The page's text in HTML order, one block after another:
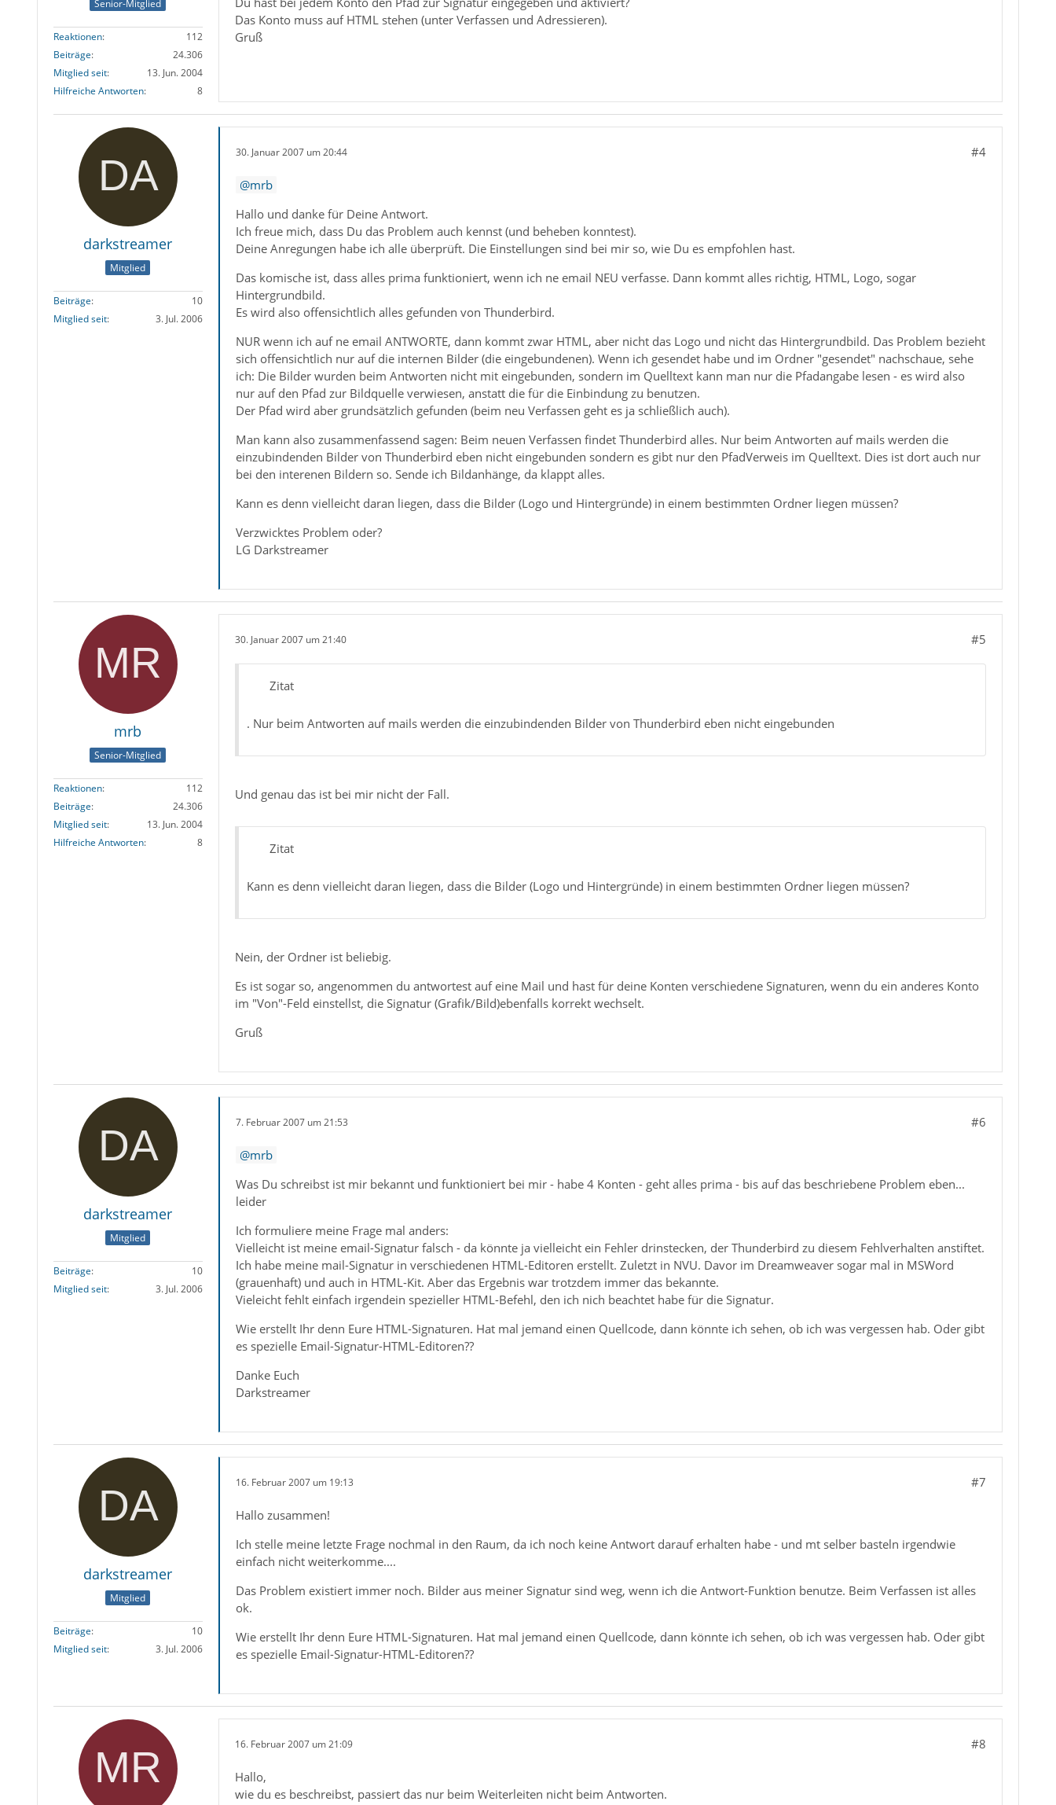
Senior-Mitglied
Reaktionen
112
Beiträge
24.306
Mitglied seit
13. Jun. 2004
Hilfreiche Antworten
8
Das Konto muss auf HTML stehen (unter Verfassen und Adressieren).
Gruß
darkstreamer
Mitglied
Beiträge
10
Mitglied seit
3. Jul. 2006
30. Januar 2007 um 20:44 #4
mrb
Hallo und danke für Deine Antwort.
Ich freue mich, dass Du das Problem auch kennst (und beheben konntest).
Deine Anregungen habe ich alle überprüft. Die Einstellungen sind bei mir so, wie Du es empfohlen hast.
Das komische ist, dass alles prima funktioniert, wenn ich ne email NEU verfasse. Dann kommt alles richtig, HTML, Logo, sogar
Hintergrundbild.
Es wird also offensichtlich alles gefunden von Thunderbird.
NUR wenn ich auf ne email ANTWORTE, dann kommt zwar HTML, aber nicht das Logo und nicht das Hintergrundbild. Das Problem bezieht
sich offensichtlich nur auf die internen Bilder (die eingebundenen). Wenn ich gesendet habe und im Ordner "gesendet" nachschaue, sehe
ich: Die Bilder wurden beim Antworten nicht mit eingebunden, sondern im Quelltext kann man nur die Pfadangabe lesen - es wird also
nur auf den Pfad zur Bildquelle verwiesen, anstatt die für die Einbindung zu benutzen.
Der Pfad wird aber grundsätzlich gefunden (beim neu Verfassen geht es ja schließlich auch).
Man kann also zusammenfassend sagen: Beim neuen Verfassen findet Thunderbird alles. Nur beim Antworten auf mails werden die
einzubindenden Bilder von Thunderbird eben nicht eingebunden sondern es gibt nur den PfadVerweis im Quelltext. Dies ist dort auch nur
bei den interenen Bildern so. Sende ich Bildanhänge, da klappt alles.
Kann es denn vielleicht daran liegen, dass die Bilder (Logo und Hintergründe) in einem bestimmten Ordner liegen müssen?
Verzwicktes Problem oder?
LG Darkstreamer
mrb
Senior-Mitglied
Reaktionen
112
Beiträge
24.306
Mitglied seit
13. Jun. 2004
Hilfreiche Antworten
8
30. Januar 2007 um 21:40 #5
Zitat
. Nur beim Antworten auf mails werden die einzubindenden Bilder von Thunderbird eben nicht eingebunden
Und genau das ist bei mir nicht der Fall.
Zitat
Kann es denn vielleicht daran liegen, dass die Bilder (Logo und Hintergründe) in einem bestimmten Ordner liegen müssen?
Nein, der Ordner ist beliebig.
Es ist sogar so, angenommen du antwortest auf eine Mail und hast für deine Konten verschiedene Signaturen, wenn du ein anderes Konto
im "Von"-Feld einstellst, die Signatur (Grafik/Bild)ebenfalls korrekt wechselt.
Gruß
darkstreamer
Mitglied
Beiträge
10
Mitglied seit
3. Jul. 2006
7. Februar 2007 um 21:53 #6
mrb
Was Du schreibst ist mir bekannt und funktioniert bei mir - habe 4 Konten - geht alles prima - bis auf das beschriebene Problem eben...
leider
Ich formuliere meine Frage mal anders:
Vielleicht ist meine email-Signatur falsch - da könnte ja vielleicht ein Fehler drinstecken, der Thunderbird zu diesem Fehlverhalten anstiftet.
Ich habe meine mail-Signatur in verschiedenen HTML-Editoren erstellt. Zuletzt in NVU. Davor im Dreamweaver sogar mal in MSWord
(grauenhaft) und auch in HTML-Kit. Aber das Ergebnis war trotzdem immer das bekannte.
Vieleicht fehlt einfach irgendein spezieller HTML-Befehl, den ich nich beachtet habe für die Signatur.
Wie erstellt Ihr denn Eure HTML-Signaturen. Hat mal jemand einen Quellcode, dann könnte ich sehen, ob ich was vergessen hab. Oder gibt
es spezielle Email-Signatur-HTML-Editoren??
Danke Euch
Darkstreamer
darkstreamer
Mitglied
Beiträge
10
Mitglied seit
3. Jul. 2006
16. Februar 2007 um 19:13 #7
Hallo zusammen!
Ich stelle meine letzte Frage nochmal in den Raum, da ich noch keine Antwort darauf erhalten habe - und mt selber basteln irgendwie
einfach nicht weiterkomme....
Das Problem existiert immer noch. Bilder aus meiner Signatur sind weg, wenn ich die Antwort-Funktion benutze. Beim Verfassen ist alles
ok.
Wie erstellt Ihr denn Eure HTML-Signaturen. Hat mal jemand einen Quellcode, dann könnte ich sehen, ob ich was vergessen hab. Oder gibt
es spezielle Email-Signatur-HTML-Editoren??
16. Februar 2007 um 21:09 #8
Hallo,
wie du es beschreibst, passiert das nur beim Weiterleiten nicht beim Antworten.